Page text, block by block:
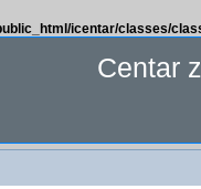
icentar/classes/
Centar